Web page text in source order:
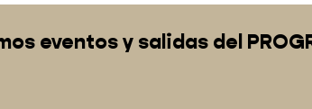
eventos y salidas del